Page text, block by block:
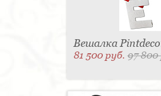
Вешалка
81 500 руб.97 800